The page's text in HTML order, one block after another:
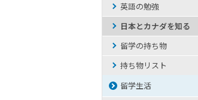
英語の勉強
日本とカナダを知る
留学の持ち物
持ち物リスト
留学生活